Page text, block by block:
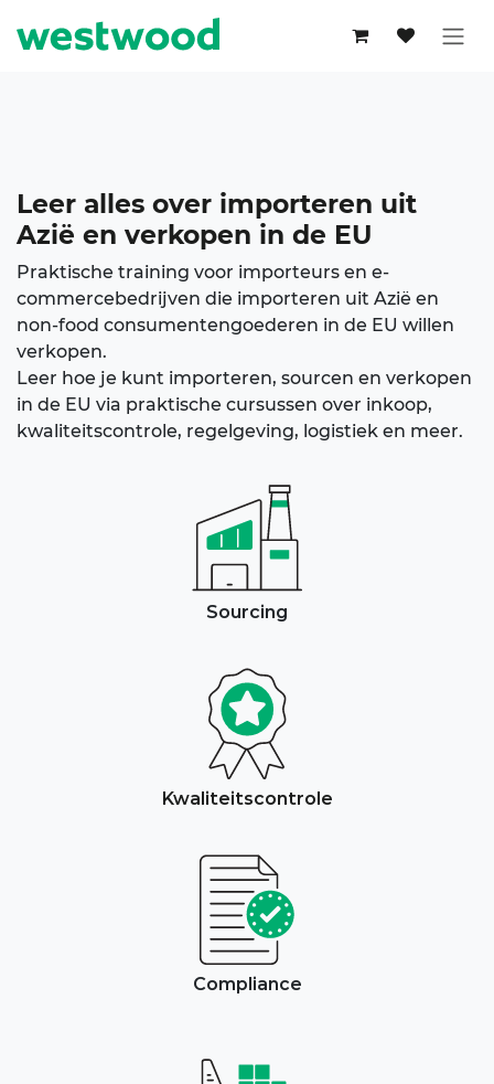
Leer alles over importeren uit
Azië en verkopen in de EU
Praktische training voor importeurs en e-
commercebedrijven die importeren uit Azië en
non-food consumentengoederen in de EU willen
verkopen.
Leer hoe je kunt importeren, sourcen en verkopen
in de EU via praktische cursussen over inkoop,
kwaliteitscontrole, regelgeving, logistiek en meer.
Sourcing
Kwaliteitscontrole
Compliance